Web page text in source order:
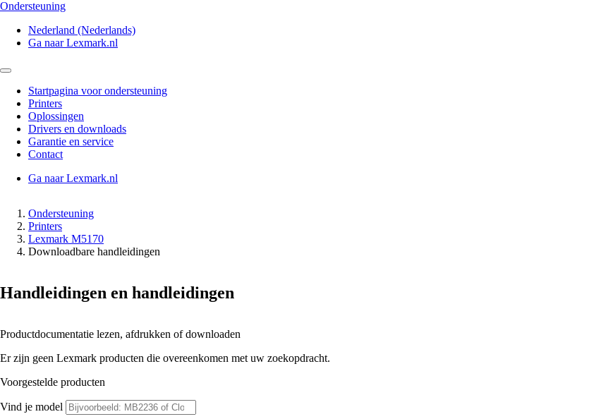
Ondersteuning
Nederland (Nederlands)
Ga naar Lexmark.nl
Startpagina voor ondersteuning
Printers
Oplossingen
Drivers en downloads
Garantie en service
Contact
Ga naar Lexmark.nl
Ondersteuning
Printers
Lexmark M5170
Downloadbare handleidingen
Handleidingen en handleidingen
Productdocumentatie lezen, afdrukken of downloaden
Er zijn geen Lexmark producten die overeenkomen met uw zoekopdracht.
Voorgestelde producten
Vind je model